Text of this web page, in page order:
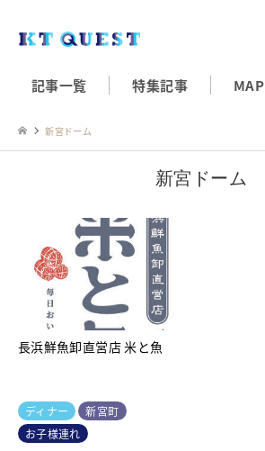
記事一覧 特集記事 MAP
新宮ドーム
新宮ドーム
長浜鮮魚卸直営店 米と魚
ディナー
新宮町
お子様連れ